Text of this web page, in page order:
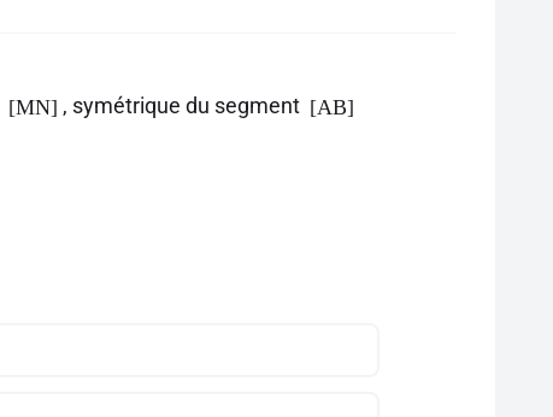
[MN] , symétrique du segment [AB]